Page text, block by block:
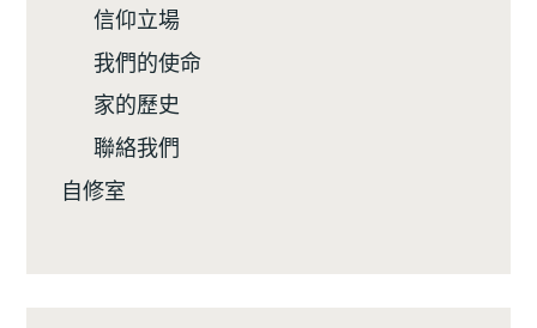
信仰立場
我們的使命
家的歷史
聯絡我們
自修室